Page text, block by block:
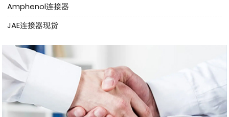
Amphenol连接器
JAE连接器现货